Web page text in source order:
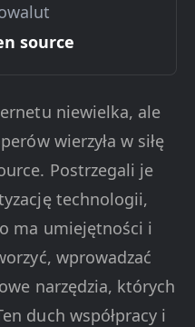
source
niewielka, ale
wierzyła w siłę
Postrzegali je
technologii,
ma umiejętności i
wprowadzać
narzędzia, których
duch współpracy i